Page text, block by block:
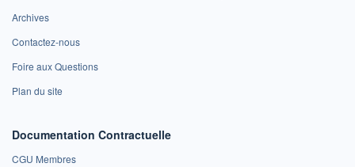
Archives
Contactez-nous
Foire aux Questions
Plan du site
Documentation Contractuelle
CGU Membres